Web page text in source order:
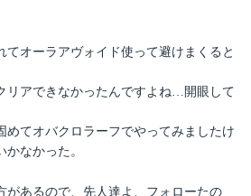
てオーラアヴォイド使って避けまくると
リアできなかったんですよね…開眼して
めてオバクロラーフでやってみましたけ
なかった。
があるので、先人達よ、フォローたの